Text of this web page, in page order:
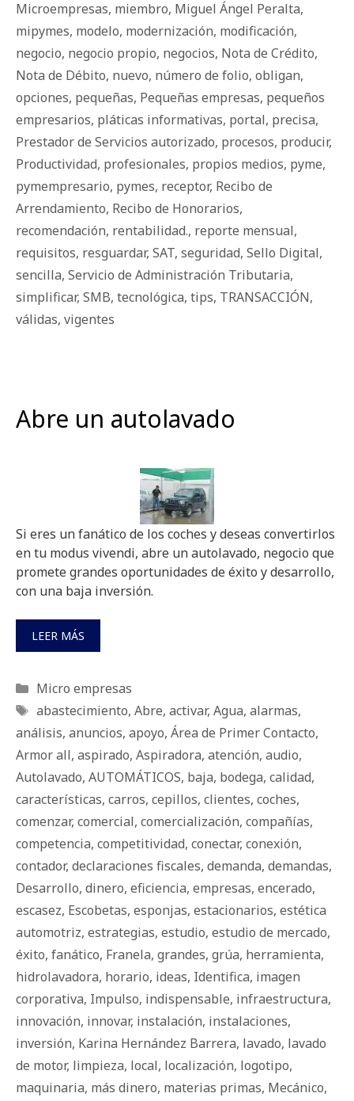
Microempresas, miembro, Miguel Ángel Peralta,
mipymes, modelo, modernización, modificación,
negocio, negocio propio, negocios, Nota de Crédito,
Nota de Débito, nuevo, número de folio, obligan,
opciones, pequeñas, Pequeñas empresas, pequeños
empresarios, pláticas informativas, portal, precisa,
Prestador de Servicios autorizado, procesos, producir,
Productividad, profesionales, propios medios, pyme,
pymempresario, pymes, receptor, Recibo de
Arrendamiento, Recibo de Honorarios,
recomendación, rentabilidad., reporte mensual,
requisitos, resguardar, SAT, seguridad, Sello Digital,
sencilla, Servicio de Administración Tributaria,
simplificar, SMB, tecnológica, tips, TRANSACCIÓN,
válidas, vigentes
Abre un autolavado
Si eres un fanático de los coches y deseas convertirlos
en tu modus vivendi, abre un autolavado, negocio que
promete grandes oportunidades de éxito y desarrollo,
con una baja inversión.
LEER MÁS
Categorías
Micro empresas
Etiquetas
abastecimiento, Abre, activar, Agua, alarmas,
análisis, anuncios, apoyo, Área de Primer Contacto,
Armor all, aspirado, Aspiradora, atención, audio,
Autolavado, AUTOMÁTICOS, baja, bodega, calidad,
características, carros, cepillos, clientes, coches,
comenzar, comercial, comercialización, compañías,
competencia, competitividad, conectar, conexión,
contador, declaraciones fiscales, demanda, demandas,
Desarrollo, dinero, eficiencia, empresas, encerado,
escasez, Escobetas, esponjas, estacionarios, estética
automotriz, estrategias, estudio, estudio de mercado,
éxito, fanático, Franela, grandes, grúa, herramienta,
hidrolavadora, horario, ideas, Identifica, imagen
corporativa, Impulso, indispensable, infraestructura,
innovación, innovar, instalación, instalaciones,
inversión, Karina Hernández Barrera, lavado, lavado
de motor, limpieza, local, localización, logotipo,
maquinaria, más dinero, materias primas, Mecánico,